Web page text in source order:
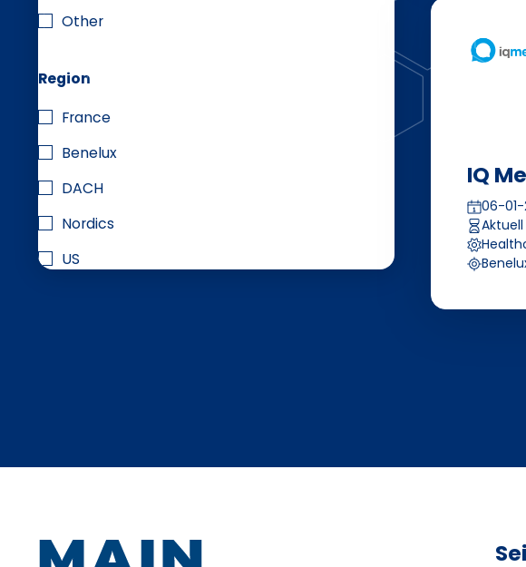
Other
Region
France
Benelux
DACH
Nordics
US
IQ
06-
Aktuell